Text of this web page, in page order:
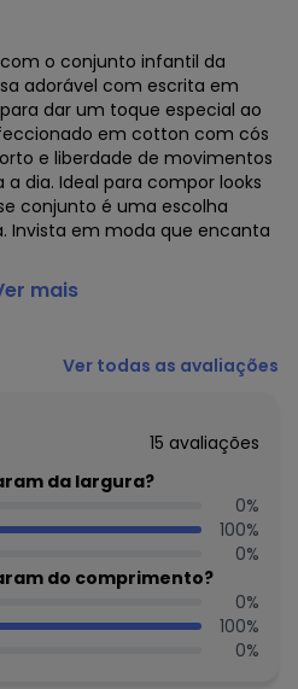
o conjunto infantil da
adorável com escrita em
dar um toque especial ao
em cotton com cós
e liberdade de movimentos
dia. Ideal para compor looks
conjunto é uma escolha
Invista em moda que encanta
Menina com Strass Bege
LTDA / CNPJ 84.229.889/0001-
do produto: Não usar
/ ciclista 96%algodão
mais
Ver todas as avaliações
15 avaliações
da largura?
0%
100%
0%
do comprimento?
0%
100%
0%